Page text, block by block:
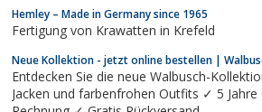
nächste Privatparty taugt oder man einen
Schulzeiten dazu trägt,...
Hemley – Made in Germany since 1965
Fertigung von Krawatten in Krefeld
Neue Kollektion - jetzt online bestellen |
Entdecken Sie die neue Walbusch-
Jacken und farbenfrohen Outfits ✓ 5